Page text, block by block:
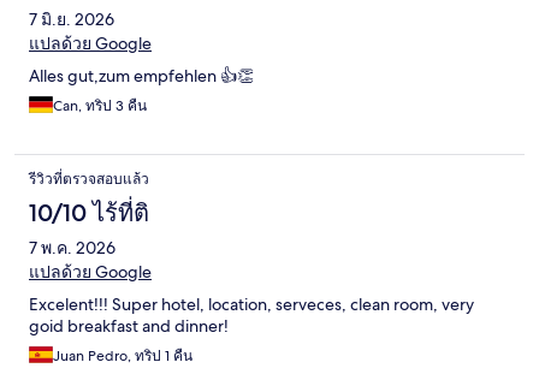
7 มิ.ย. 2026
แปลด้วย Google
Alles gut,zum empfehlen 👍👏
Can, ทริป 3 คืน
รีวิวที่ตรวจสอบแล้ว
10/10 ไร้ที่ติ
7 พ.ค. 2026
แปลด้วย Google
Excelent!!! Super hotel, location, serveces, clean room, very
goid breakfast and dinner!
Juan Pedro, ทริป 1 คืน